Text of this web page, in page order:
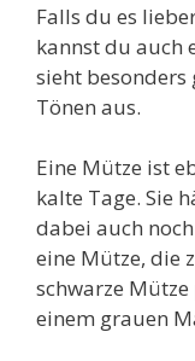
Falls du es
kannst du auch
sieht
Tönen aus.
Eine Mütze ist
kalte Tage. Sie
dabei auch
eine Mütze, die
schwarze
einem grauen